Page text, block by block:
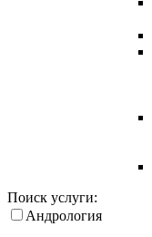
Поиск услуги:
Андрология